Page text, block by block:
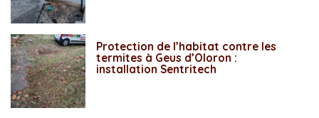
Protection de l’habitat contre les
termites à Geus d’Oloron :
installation Sentritech